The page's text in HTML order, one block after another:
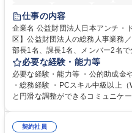
賞与あり
育休あり
食事補助あり
仕事の内容
企業名 公益財団法人日本アンチ・ドーピング機構
区】公益財団法人の総務人事業務／年間休日125日
部長1名、課長1名、メンバー2名
当者として業務を覚えていただき
ジションとして活躍いただくことを期待してい
プの業務内容】 ・人事制度関連
怠管理 ・官公庁への各種提出 ・法
管理 ・福利厚生関連 ・職員からの
必要な経験・能力等
必要な経験・能力等 ・公的助成金
・総務経験 ・PCスキル中級以上
と円滑な調整ができるコミュニケーショ
契約社員